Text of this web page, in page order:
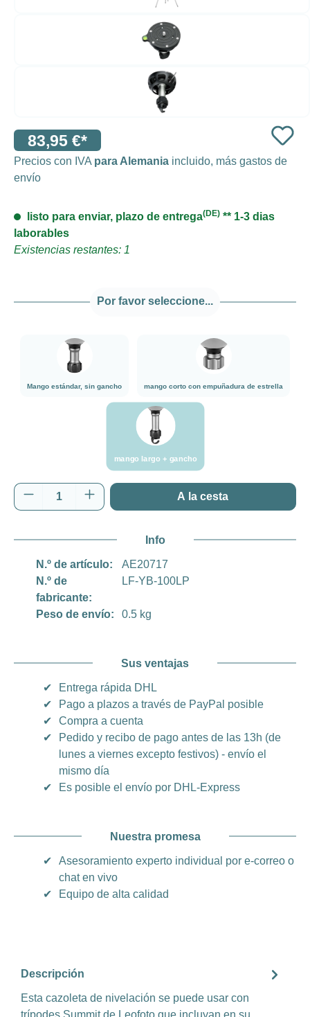
83,95 €*
Precios con IVA para Alemania incluido, más gastos de
envío
listo para enviar, plazo de entrega(DE) ** 1-3 dias
laborables
Existencias restantes: 1
Por favor seleccione...
Mango estándar, sin gancho
Mango estándar, sin gancho
mango corto con empuñadura de estrella
mango corto con
mango largo + gancho
mango largo + gancho
Cantidad del producto: introduce la
A la cesta
Info
N.º de artículo:
AE20717
N.º de
fabricante:
LF-YB-100LP
Peso de envío: 0.5 kg
Sus ventajas
✔
Entrega rápida DHL
✔
Pago a plazos a través de PayPal posible
✔
Compra a cuenta
✔
Pedido y recibo de pago antes de las 13h (de
lunes a viernes excepto festivos) - envío el
mismo día
✔
Es posible el envío por DHL-Express
Nuestra promesa
✔
Asesoramiento experto individual por e-correo o
chat en vivo
✔
Equipo de alta calidad
Descripción
Esta cazoleta de nivelación se puede usar con
trípodes Summit de Leofoto que incluyan en su